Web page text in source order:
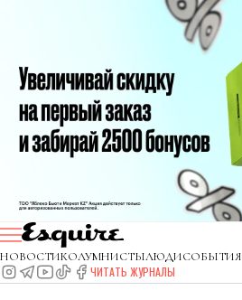
НОВОСТИКОЛУМНИСТЫЛЮДИСОБЫТИЯ
ЧИТАТЬ ЖУРНАЛЫ